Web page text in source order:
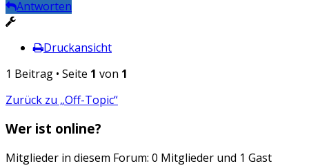
Antworten
Druckansicht
1 Beitrag • Seite 1 von 1
Zurück zu „Off-Topic“
Wer ist online?
Mitglieder in diesem Forum: 0 Mitglieder und 1 Gast